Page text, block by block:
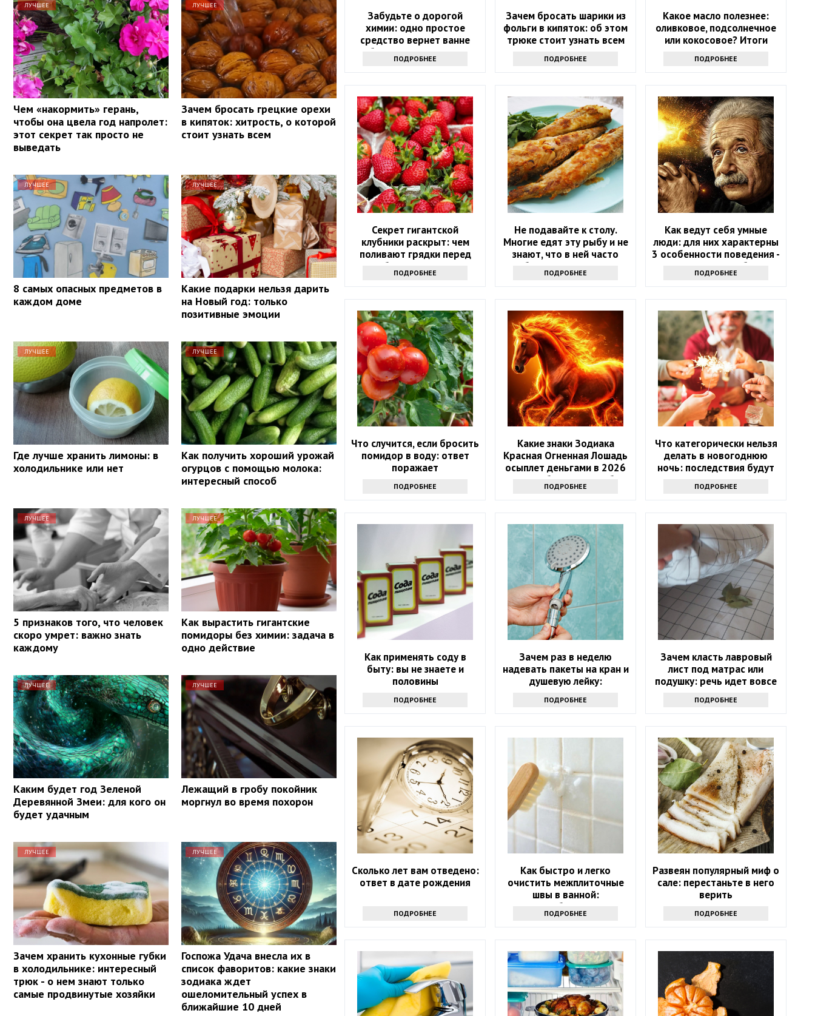
ЛУЧШЕЕ
Чем «накормить» герань,
чтобы она цвела год напролет:
этот секрет так просто не
выведать
ЛУЧШЕЕ
Зачем бросать грецкие орехи
в кипяток: хитрость, о которой
стоит узнать всем
ЛУЧШЕЕ
8 самых опасных предметов в
каждом доме
ЛУЧШЕЕ
Какие подарки нельзя дарить
на Новый год: только
позитивные эмоции
ЛУЧШЕЕ
Где лучше хранить лимоны: в
холодильнике или нет
ЛУЧШЕЕ
Как получить хороший урожай
огурцов с помощью молока:
интересный способ
ЛУЧШЕЕ
5 признаков того, что человек
скоро умрет: важно знать
каждому
ЛУЧШЕЕ
Как вырастить гигантские
помидоры без химии: задача в
одно действие
ЛУЧШЕЕ
Каким будет год Зеленой
Деревянной Змеи: для кого он
будет удачным
ЛУЧШЕЕ
Лежащий в гробу покойник
моргнул во время похорон
ЛУЧШЕЕ
Зачем хранить кухонные губки
в холодильнике: интересный
трюк - о нем знают только
самые продвинутые хозяйки
ЛУЧШЕЕ
Госпожа Удача внесла их в
список фаворитов: какие знаки
зодиака ждет
ошеломительный успех в
ближайшие 10 дней
Забудьте о дорогой
химии: одно простое
средство вернет ванне
белизну за 10 минут
ПОДРОБНЕЕ
Зачем бросать шарики из
фольги в кипяток: об этом
трюке стоит узнать всем
хозяйкам
ПОДРОБНЕЕ
Какое масло полезнее:
оливковое, подсолнечное
или кокосовое? Итоги
ПОДРОБНЕЕ
Секрет гигантской
клубники раскрыт: чем
поливают грядки перед
сбором урожая
ПОДРОБНЕЕ
Не подавайте к столу.
Многие едят эту рыбу и не
знают, что в ней часто
бывают паразиты
ПОДРОБНЕЕ
Как ведут себя умные
люди: для них характерны
3 особенности поведения -
проверьте себя
ПОДРОБНЕЕ
Что случится, если бросить
помидор в воду: ответ
поражает
ПОДРОБНЕЕ
Какие знаки Зодиака
Красная Огненная Лошадь
осыплет деньгами в 2026
году: 4 баловня Судьбы
ПОДРОБНЕЕ
Что категорически нельзя
делать в новогоднюю
ночь: последствия будут
на весь следующий год
ПОДРОБНЕЕ
Как применять соду в
быту: вы не знаете и
половины
ПОДРОБНЕЕ
Зачем раз в неделю
надевать пакеты на кран и
душевую лейку:
интересный лайфхак
ПОДРОБНЕЕ
Зачем класть лавровый
лист под матрас или
подушку: речь идет вовсе
ПОДРОБНЕЕ
Сколько лет вам отведено:
ответ в дате рождения
ПОДРОБНЕЕ
Как быстро и легко
очистить межплиточные
швы в ванной:
понадобится соль
ПОДРОБНЕЕ
Развеян популярный миф о
сале: перестаньте в него
верить
ПОДРОБНЕЕ